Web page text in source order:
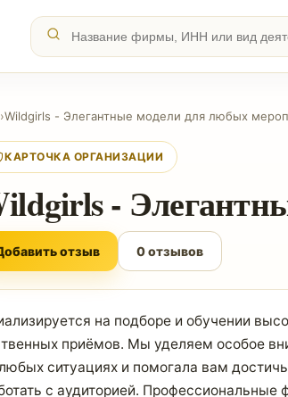
›Wildgirls - Элегантные модели для любых
КАРТОЧКА ОРГАНИЗАЦИИ
-
отзыв 0 отзывов
на подборе и обучении
приёмов. Мы уделяем особое
ситуациях и помогала вам
с аудиторией. Профессиональные